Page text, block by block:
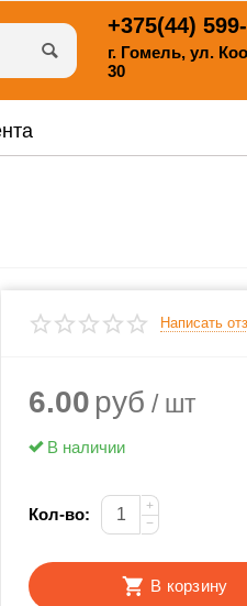
+375(44)
г. Гомель, ул.
30
Написать
6.00 руб / шт
В наличии
Кол-во:
+
−
В корзину